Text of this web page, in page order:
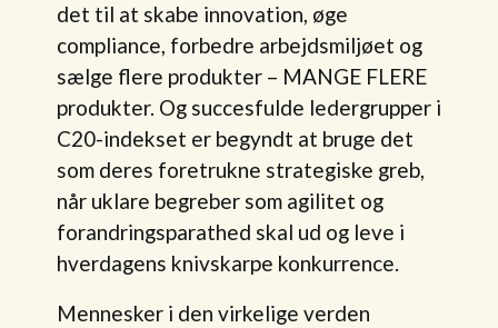
det til at skabe innovation, øge
compliance, forbedre arbejdsmiljøet og
sælge flere produkter – MANGE FLERE
produkter. Og succesfulde ledergrupper i
C20-indekset er begyndt at bruge det
som deres foretrukne strategiske greb,
når uklare begreber som agilitet og
forandringsparathed skal ud og leve i
hverdagens knivskarpe konkurrence.
Mennesker i den virkelige verden